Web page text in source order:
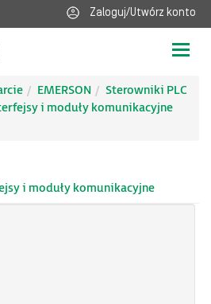
Zaloguj/Utwórz konto
EMERSON
Sterowniki PLC
i moduły komunikacyjne
i moduły komunikacyjne